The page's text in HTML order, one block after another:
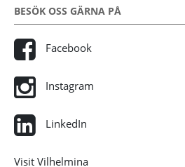
BESÖK OSS GÄRNA PÅ
Facebook
Instagram
LinkedIn
Visit Vilhelmina